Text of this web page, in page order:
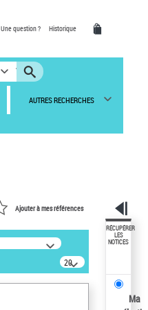
Une question ? Historique
AUTRES RECHERCHES
Ajouter à mes références
20
résultats/page
RÉCUPÉRER
LES
NOTICES
Ma